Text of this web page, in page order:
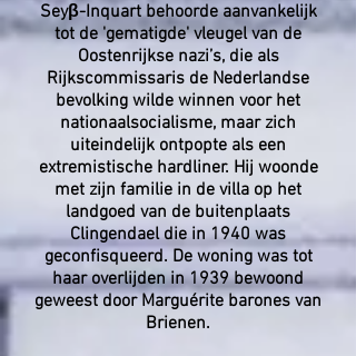
Seyβ-Inquart behoorde aanvankelijk
tot de 'gematigde' vleugel van de
Oostenrijkse nazi’s, die als
Rijkscommissaris de Nederlandse
bevolking wilde winnen voor het
nationaalsocialisme, maar zich
uiteindelijk ontpopte als een
extremistische hardliner. Hij woonde
met zijn familie in de villa op het
landgoed van de buitenplaats
Clingendael die in 1940 was
geconfisqueerd. De woning was tot
haar overlijden in 1939 bewoond
geweest door Marguérite barones van
Brienen.